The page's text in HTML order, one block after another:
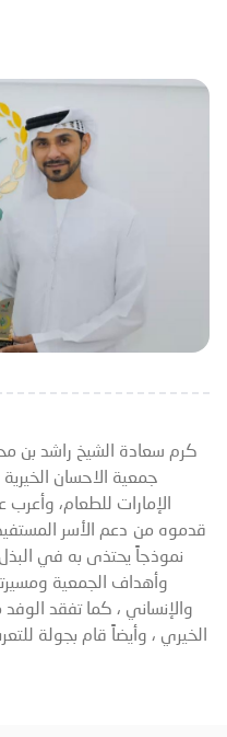
كرم سعادة الشيخ راشد بن
جمعية الاحسان
الإمارات للطعام،
قدموه من دعم الأسر
نموذجاً يحتذى به في
وأهداف الجمعية
والإنساني ، كما تفقد
الخيري ، وأيضاً قام بجولة